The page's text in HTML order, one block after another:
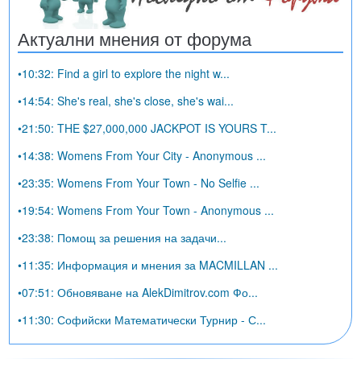
Актуални мнения от форума
•10:32: Find a girl to explore the night w...
•14:54: She's real, she's close, she's wai...
•21:50: THE $27,000,000 JACKPOT IS YOURS T...
•14:38: Womens From Your City - Anonymous ...
•23:35: Womens From Your Town - No Selfie ...
•19:54: Womens From Your Town - Anonymous ...
•23:38: Помощ за решения на задачи...
•11:35: Информация и мнения за MACMILLAN ...
•07:51: Обновяване на AlekDimitrov.com Фо...
•11:30: Софийски Математически Турнир - С...